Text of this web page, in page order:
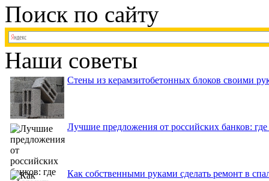
Поиск по сайту
Наши советы
Стены из керамзитобетонных блоков своими
Лучшие предложения от российских банков:
Как собственными руками сделать ремонт в